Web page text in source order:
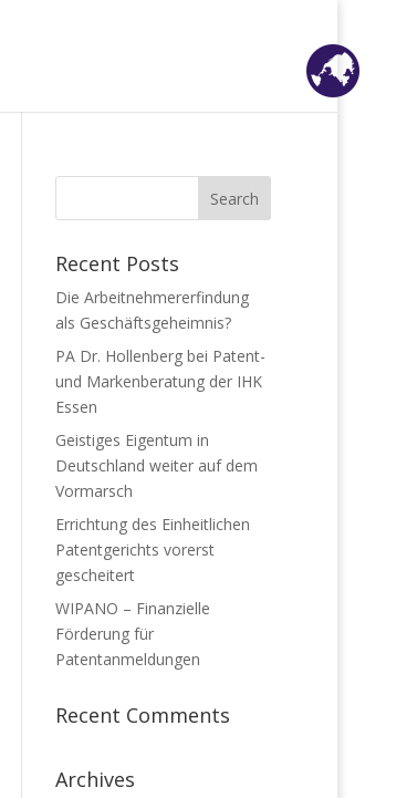
Recent Posts
Die Arbeitnehmererfindung
als Geschäftsgeheimnis?
PA Dr. Hollenberg bei Patent-
und Markenberatung der IHK
Essen
Geistiges Eigentum in
Deutschland weiter auf dem
Vormarsch
Errichtung des Einheitlichen
Patentgerichts vorerst
gescheitert
WIPANO – Finanzielle
Förderung für
Patentanmeldungen
Recent Comments
Archives